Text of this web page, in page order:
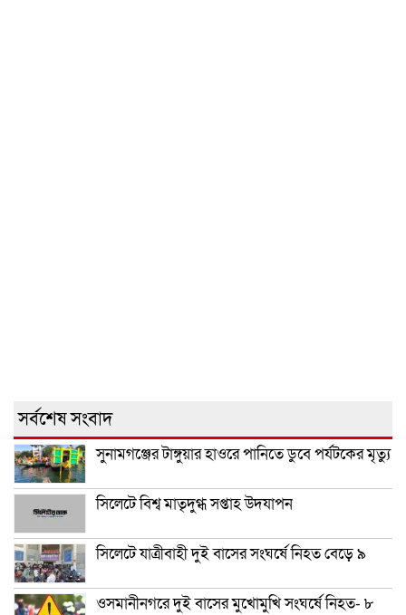
সর্বশেষ সংবাদ
সুনামগঞ্জের টাঙ্গুয়ার হাওরে পানিতে ডুবে পর্যটকের মৃত্যু
সিলেটে বিশ্ব মাতৃদুগ্ধ সপ্তাহ উদযাপন
সিলেটে যাত্রীবাহী দুই বাসের সংঘর্ষে নিহত বেড়ে ৯
ওসমানীনগরে দুই বাসের মুখোমুখি সংঘর্ষে নিহত- ৮